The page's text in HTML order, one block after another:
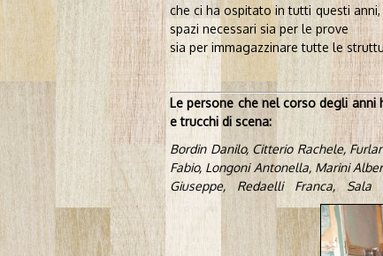
che ci ha ospitato in tutti questi
spazi necessari sia per le prove
sia per immagazzinare tutte le
Le persone che nel corso degli
e trucchi di scena:
Bordin Danilo, Citterio Rachele,
Fabio, Longoni Antonella, Marini
Giuseppe, Redaelli Franca, Sala